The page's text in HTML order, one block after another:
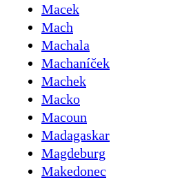
Macek
Mach
Machala
Machaníček
Machek
Macko
Macoun
Madagaskar
Magdeburg
Makedonec